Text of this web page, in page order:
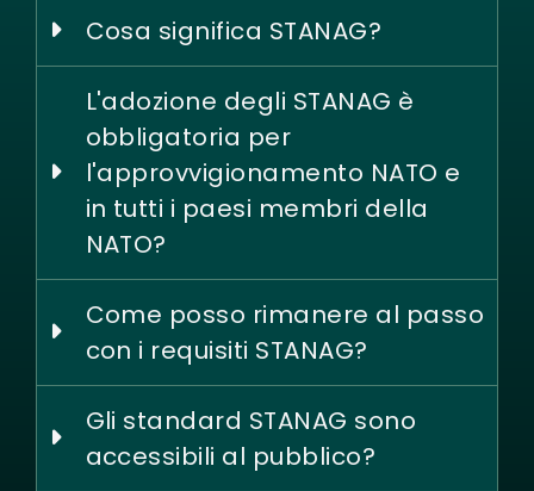
Cosa significa STANAG?
L'adozione degli STANAG è
obbligatoria per
l'approvvigionamento NATO e
in tutti i paesi membri della
NATO?
Come posso rimanere al passo
con i requisiti STANAG?
Gli standard STANAG sono
accessibili al pubblico?